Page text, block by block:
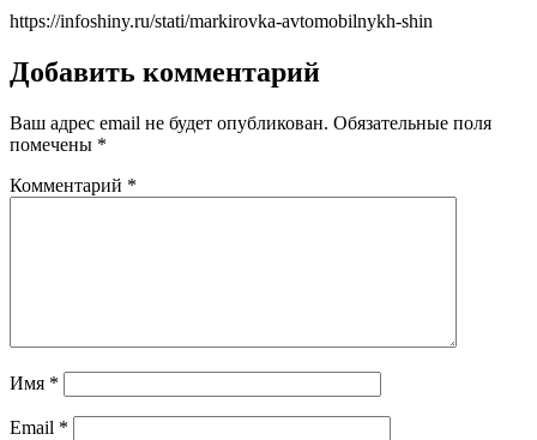
https://infoshiny.ru/stati/markirovka-avtomobilnykh-shin
Добавить комментарий
Ваш адрес email не будет опубликован. Обязательные поля
помечены *
Комментарий *
Имя *
Email *